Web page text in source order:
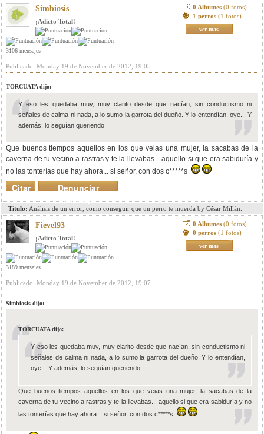
Simbiosis
¡Adicto Total!
3106 mensajes
0 Albumes (0 fotos)
1 perros (1 fotos)
ver mas
Publicado: Monday 19 de November de 2012, 19:05
TORCUATA dijo:
Y eso les quedaba muy, muy clarito desde que nacían, sin conductismo ni
señales de calma ni nada, a lo sumo la garrota del dueño. Y lo entendían, oye... Y
además, lo seguían queriendo.
Que buenos tiempos aquellos en los que veias una mujer, la sacabas de la
caverna de tu vecino a rastras y te la llevabas... aquello si que era sabiduría y
no las tonterías que hay ahora... si señor, con dos c*****s
Denunciar
mensaje
Citar
Titulo: Análisis de un error, como conseguir que un perro te muerda by César Millán.
Fievel93
¡Adicto Total!
3189 mensajes
0 Albumes (0 fotos)
0 perros (1 fotos)
ver mas
Publicado: Monday 19 de November de 2012, 19:07
Simbiosis dijo:
TORCUATA dijo:
Y eso les quedaba muy, muy clarito desde que nacían, sin conductismo ni
señales de calma ni nada, a lo sumo la garrota del dueño. Y lo entendían,
oye... Y además, lo seguían queriendo.
Que buenos tiempos aquellos en los que veias una mujer, la sacabas de la
caverna de tu vecino a rastras y te la llevabas... aquello si que era sabiduría y no
las tonterías que hay ahora... si señor, con dos c*****s